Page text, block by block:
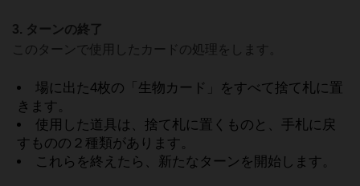
3. ターンの終了
このターンで使用したカードの処理をします。
場に出た4枚の「生物カード」をすべて捨て札に置
きます。
使用した道具は、捨て札に置くものと、手札に戻
すものの２種類があります。
これらを終えたら、新たなターンを開始します。